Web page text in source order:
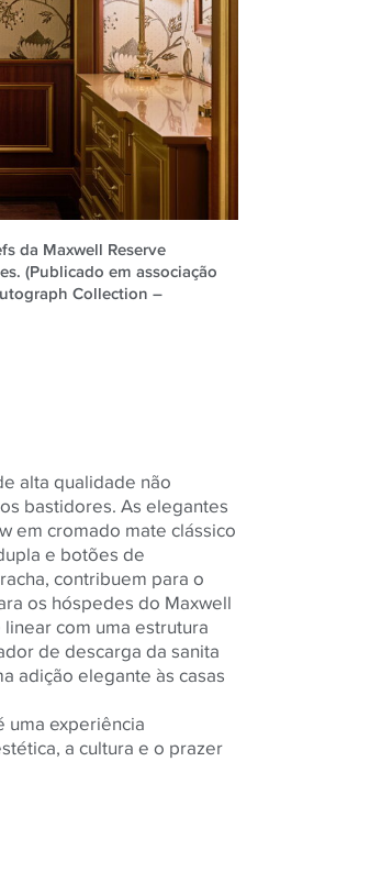
da Maxwell Reserve
(Publicado em associação
Collection –
alta qualidade não
bastidores. As elegantes
em cromado mate clássico
e botões de
contribuem para o
os hóspedes do Maxwell
com uma estrutura
de descarga da sanita
adição elegante às casas
uma experiência
a cultura e o prazer